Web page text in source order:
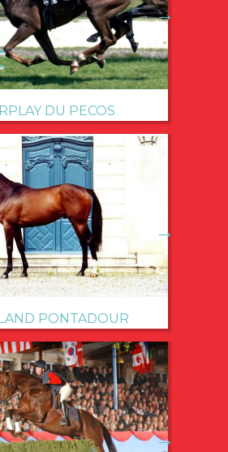
DU PECOS
→
PONTADOUR
→
→